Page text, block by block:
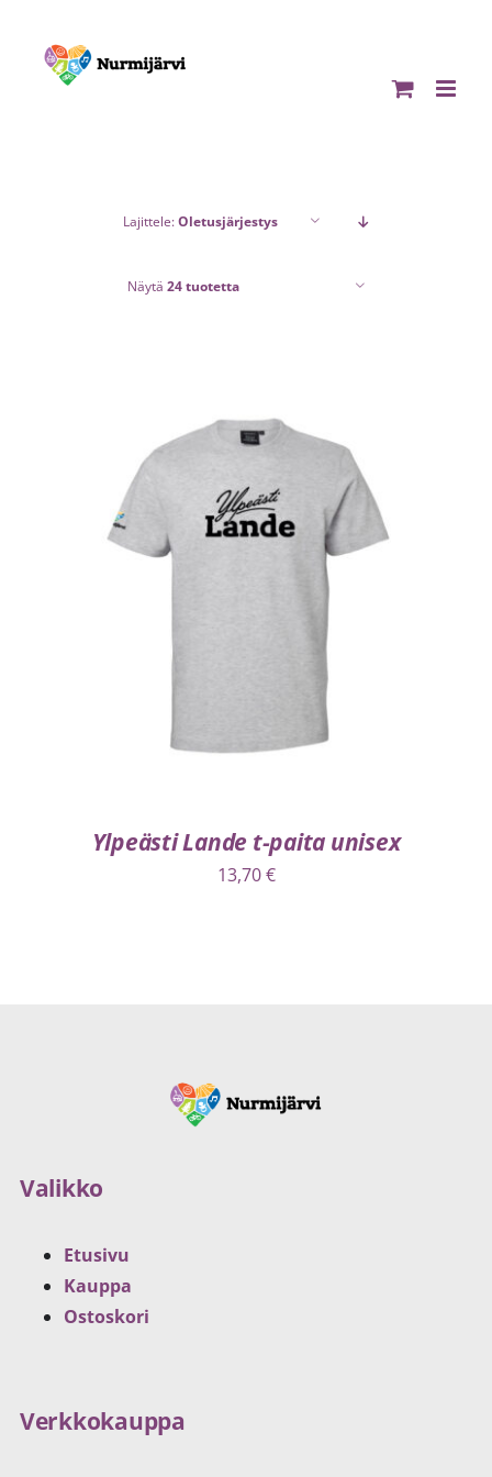
content
Lajittele:Oletusjärjestys
Näytä 24 tuotetta
LISÄTIEDOT
Ylpeästi Lande t-paita unisex
13,70€
Valikko
Etusivu
Kauppa
Ostoskori
Verkkokauppa